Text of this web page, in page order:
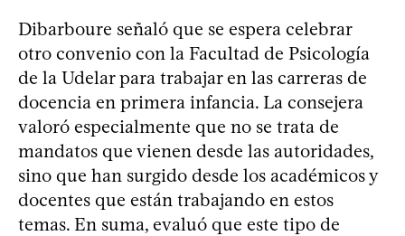
Dibarboure señaló que se espera celebrar
otro convenio con la Facultad de Psicología
de la Udelar para trabajar en las carreras de
docencia en primera infancia. La consejera
valoró especialmente que no se trata de
mandatos que vienen desde las autoridades,
sino que han surgido desde los académicos y
docentes que están trabajando en estos
temas. En suma, evaluó que este tipo de